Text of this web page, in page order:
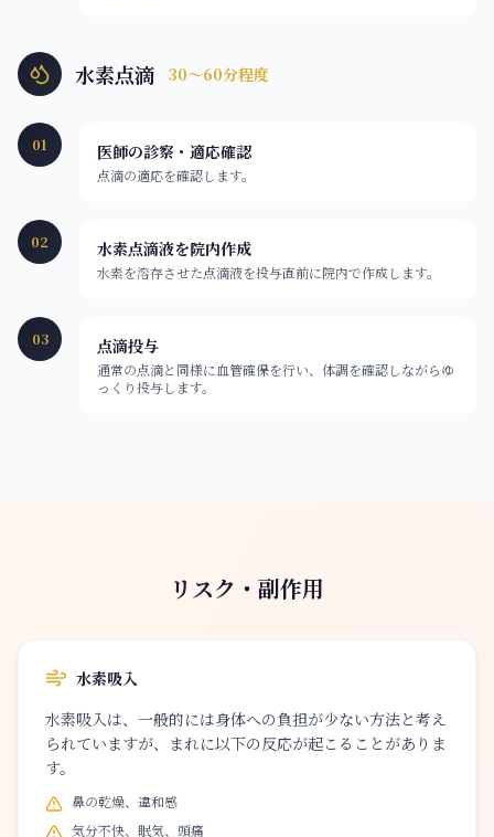
水素点滴 30〜60分程度
01 医師の診察・適応確認
点滴の適応を確認します。
02 水素点滴液を院内作成
水素を溶存させた点滴液を投与直前に院内で作成します。
03 点滴投与
通常の点滴と同様に血管確保を行い、体調を確認しながらゆ
っくり投与します。
リスク・副作用
水素吸入
水素吸入は、一般的には身体への負担が少ない方法と考え
られていますが、まれに以下の反応が起こることがありま
す。
鼻の乾燥、違和感
気分不快、眠気、頭痛